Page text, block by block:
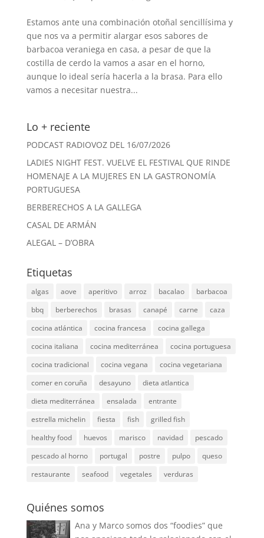
Estamos ante una combinación otoñal sencillísima y
que nos va a permitir alargar esos sabores de
barbacoa veraniega en casa, a pesar de que la
costilla de cerdo la vamos a asar en el horno,
aunque lo ideal sería hacerla a la brasa. Para ello
vamos a necesitar nuestra...
Lo + reciente
PODCAST RADIOVOZ DEL 16/07/2026
LADIES NIGHT FEST. VUELVE EL FESTIVAL QUE RINDE
HOMENAJE A LA MUJERES EN LA GASTRONOMÍA
PORTUGUESA
BERBERECHOS A LA GALLEGA
CASAL DE ARMÁN
ALEGAL – D’OBRA
Etiquetas
algas aove aperitivo arroz bacalao
barbacoa
bbq
berberechos brasas canapé carne
caza
cocina atlántica
cocina francesa
cocina gallega
cocina italiana
cocina mediterránea
cocina portuguesa
cocina tradicional
cocina vegana
cocina vegetariana
comer en coruña
desayuno
dieta atlantica
dieta mediterránea
ensalada
entrante
estrella michelin
fiesta fish
grilled fish
healthy food
huevos marisco navidad
pescado
pescado al horno
portugal postre pulpo
queso
restaurante
seafood vegetales verduras
Quiénes somos
Ana y Marco somos dos “foodies” que